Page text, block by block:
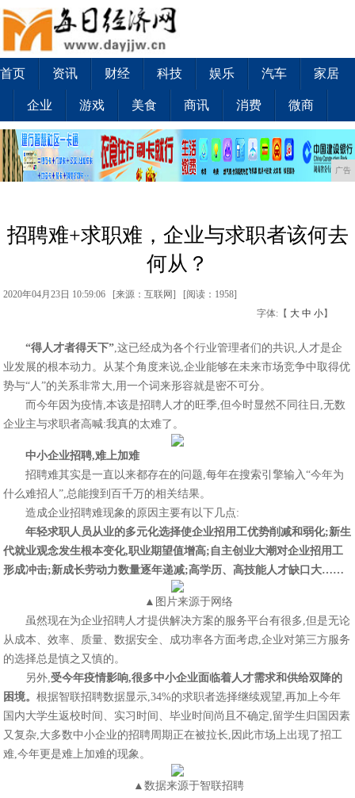
首页 资讯 财经 科技 娱乐 汽车 家居
企业 游戏 美食 商讯 消费 微商
广告
招聘难+求职难，企业与求职者该何去
何从？
2020年04月23日 10:59:06 [来源：互联网] [阅读：1958]
字体:【 大 中 小】
“得人才者得天下”,这已经成为各个行业管理者们的共识,人才是企
业发展的根本动力。从某个角度来说,企业能够在未来市场竞争中取得优
势与“人”的关系非常大,用一个词来形容就是密不可分。
而今年因为疫情,本该是招聘人才的旺季,但今时显然不同往日,无数
企业主与求职者高喊:我真的太难了。
中小企业招聘,难上加难
招聘难其实是一直以来都存在的问题,每年在搜索引擎输入“今年为
什么难招人”,总能搜到百千万的相关结果。
造成企业招聘难现象的原因主要有以下几点:
年轻求职人员从业的多元化选择使企业招用工优势削减和弱化;新生
代就业观念发生根本变化,职业期望值增高; 自主创业大潮对企业招用工
形成冲击;新成长劳动力数量逐年递减;高学历、高技能人才缺口大……
▲图片来源于网络
虽然现在为企业招聘人才提供解决方案的服务平台有很多,但是无论
从成本、效率、质量、数据安全、成功率各方面考虑,企业对第三方服务
的选择总是慎之又慎的。
另外,受今年疫情影响,很多中小企业面临着人才需求和供给双降的
困境。根据智联招聘数据显示,34%的求职者选择继续观望,再加上今年
国内大学生返校时间、实习时间、毕业时间尚且不确定,留学生归国因素
又复杂,大多数中小企业的招聘周期正在被拉长,因此市场上出现了招工
难,今年更是难上加难的现象。
▲数据来源于智联招聘